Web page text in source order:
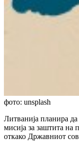
фото: unsplash
Литванија планира
мисија за заштита на
откако Државниот